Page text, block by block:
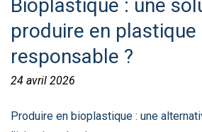
Bioplastique : une
produire en plastique
responsable ?
24 avril 2026
Produire en bioplastique : une